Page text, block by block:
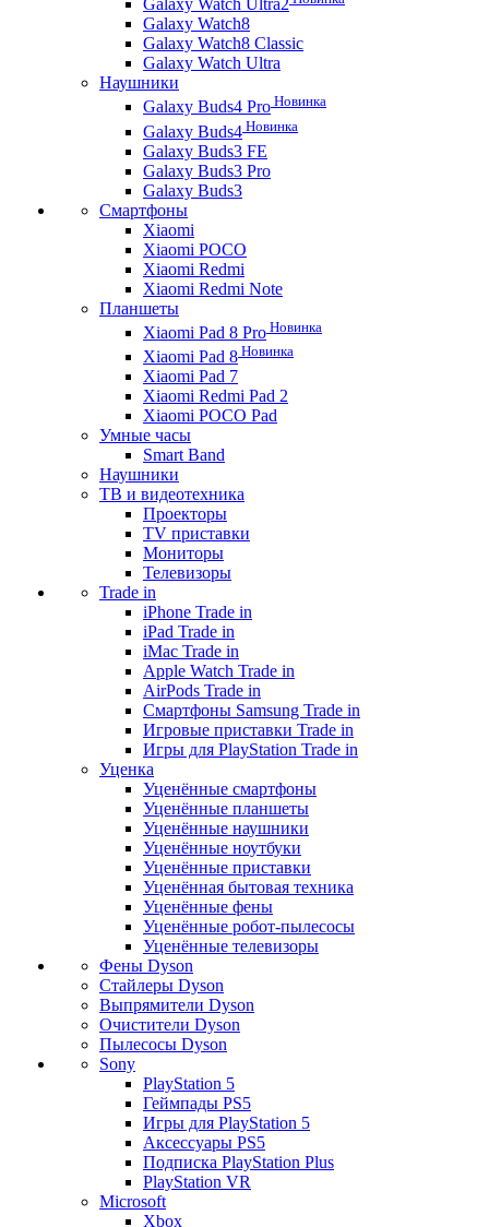
Galaxy Watch Ultra2
Galaxy Watch8
Galaxy Watch8 Classic
Galaxy Watch Ultra
Наушники
Galaxy Buds4 Pro Новинка
Galaxy Buds4 Новинка
Galaxy Buds3 FE
Galaxy Buds3 Pro
Galaxy Buds3
Смартфоны
Xiaomi
Xiaomi POCO
Xiaomi Redmi
Xiaomi Redmi Note
Планшеты
Xiaomi Pad 8 Pro Новинка
Xiaomi Pad 8 Новинка
Xiaomi Pad 7
Xiaomi Redmi Pad 2
Xiaomi POCO Pad
Умные часы
Smart Band
Наушники
ТВ и видеотехника
Проекторы
TV приставки
Мониторы
Телевизоры
Trade in
iPhone Trade in
iPad Trade in
iMac Trade in
Apple Watch Trade in
AirPods Trade in
Смартфоны Samsung Trade in
Игровые приставки Trade in
Игры для PlayStation Trade in
Уценка
Уценённые смартфоны
Уценённые планшеты
Уценённые наушники
Уценённые ноутбуки
Уценённые приставки
Уценённая бытовая техника
Уценённые фены
Уценённые робот-пылесосы
Уценённые телевизоры
Фены Dyson
Стайлеры Dyson
Выпрямители Dyson
Очистители Dyson
Пылесосы Dyson
Sony
PlayStation 5
Геймпады PS5
Игры для PlayStation 5
Аксессуары PS5
Подписка PlayStation Plus
PlayStation VR
Microsoft
Xbox